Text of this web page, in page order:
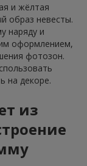
и жёлтая
образ невесты.
наряду и
оформлением,
фотозон.
на декоре.
из